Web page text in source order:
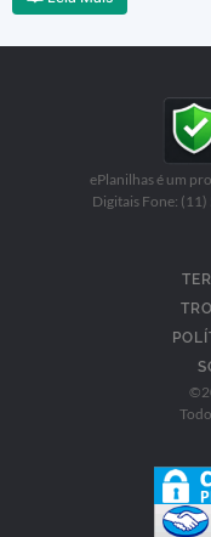
ePlanilhas é um
Digitais Fone:
©